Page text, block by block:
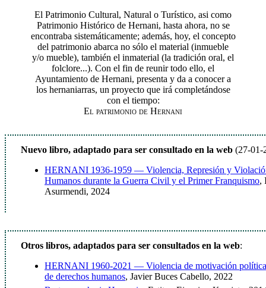
El Patrimonio Cultural, Natural o Turístico, asi como
Patrimonio Histórico de Hernani, hasta ahora, no se
encontraba sistemáticamente; además, hoy, el concepto
del patrimonio abarca no sólo el material (inmueble
y/o mueble), también el inmaterial (la tradición oral, el
folclore...). Con el fin de reunir todo ello, el
Ayuntamiento de Hernani, presenta y da a conocer a
los hernaniarras, un proyecto que irá completándose
con el tiempo:
El patrimonio de Hernani
Nuevo libro, adaptado para ser consultado en la web (27-01-
HERNANI 1936-1959 — Violencia, Represión y
Humanos durante la Guerra Civil y el Primer Franquismo,
Asurmendi, 2024
Otros libros, adaptados para ser consultados en la web:
HERNANI 1960-2021 — Violencia de motivación
de derechos humanos, Javier Buces Cabello, 2022